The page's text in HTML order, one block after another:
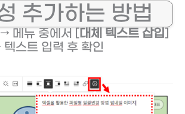
추가하는 방법
메뉴 중에서 [대체 텍스트 삽입]
스트 입력 후 확인